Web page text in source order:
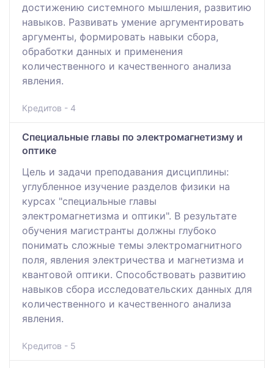
достижению системного мышления, развитию
навыков. Развивать умение аргументировать
аргументы, формировать навыки сбора,
обработки данных и применения
количественного и качественного анализа
явления.
Кредитов - 4
Специальные главы по электромагнетизму и
оптике
Цель и задачи преподавания дисциплины:
углубленное изучение разделов физики на
курсах "специальные главы
электромагнетизма и оптики". В результате
обучения магистранты должны глубоко
понимать сложные темы электромагнитного
поля, явления электричества и магнетизма и
квантовой оптики. Способствовать развитию
навыков сбора исследовательских данных для
количественного и качественного анализа
явления.
Кредитов - 5